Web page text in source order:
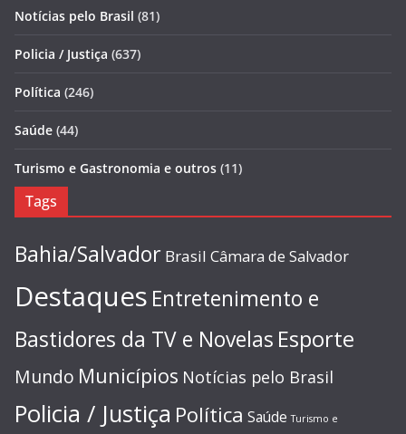
Notícias pelo Brasil (81)
Policia / Justiça (637)
Política (246)
Saúde (44)
Turismo e Gastronomia e outros (11)
Tags
Bahia/Salvador Brasil Câmara de Salvador
Destaques Entretenimento e
Bastidores da TV e Novelas Esporte
Mundo Municípios Notícias pelo Brasil
Policia / Justiça Política Saúde Turismo e